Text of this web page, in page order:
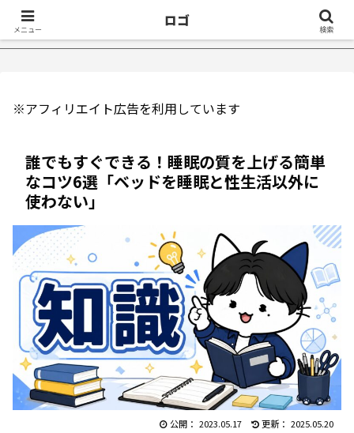
【2万再生】
※アフィリエイト広告を利用しています
誰でもすぐできる！睡眠の質を上げる簡単
なコツ6選「ベッドを睡眠と性生活以外に
使わない」
2023.05.17 2025.05.20
メニュー
ロゴ
検索